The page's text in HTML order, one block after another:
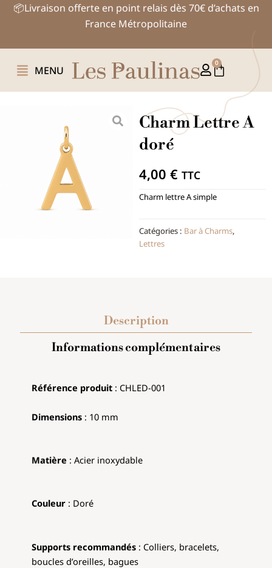
Aller📦Livraison offerte en point relais dès 70€ d’achats en
France Métropolitaine
MENU
0
Panier
Charm Lettre A
doré
4,00 € TTC
Charm lettre A simple
Catégories : Bar à Charms,
Lettres
Description
Informations complémentaires
Référence produit : CHLED-001
Dimensions : 10 mm
Matière : Acier inoxydable
Couleur : Doré
Supports recommandés : Colliers, bracelets,
boucles d’oreilles, bagues